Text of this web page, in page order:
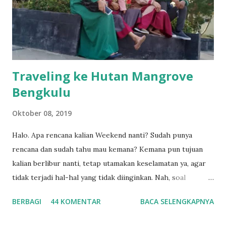
meyakinkan jika campaign ini memang benar adanya, bukan
tipu-tipu. Terlebih yang menjadi penanggung jawab di grup
juga seorang teman satu profesi (di g...
Traveling ke Hutan Mangrove
Bengkulu
Oktober 08, 2019
Halo. Apa rencana kalian Weekend nanti? Sudah punya
rencana dan sudah tahu mau kemana? Kemana pun tujuan
kalian berlibur nanti, tetap utamakan keselamatan ya, agar
tidak terjadi hal-hal yang tidak diinginkan. Nah, soal
nya bisa jalan-jalan ke Hutan Mangrove Bengkulu. Buat
BERBAGI 44 KOMENTAR BACA SELENGKAPNYA